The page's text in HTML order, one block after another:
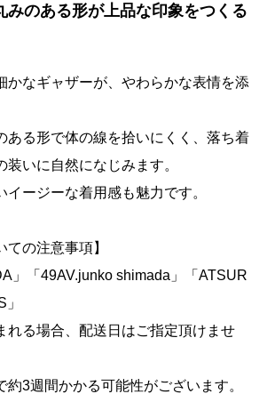
みのある形が上品な印象をつくる
かなギャザーが、やわらかな表情を添
ある形で体の線を拾いにくく、落ち着
装いに自然になじみます。
ージーな着用感も魅力です。
ての注意事項】
」「49AV.junko shimada」「ATSUR
る場合、配送日はご指定頂けませ
3週間かかる可能性がございます。